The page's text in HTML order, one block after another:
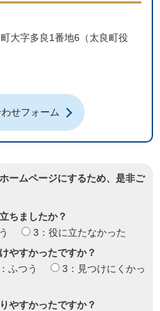
大字多良1番地6（太良町役
せフォーム
ームページにするため、是非ご
ちましたか？
3：役に立たなかった
やすかったですか？
ふつう
3：見つけにくかっ
やすかったですか？